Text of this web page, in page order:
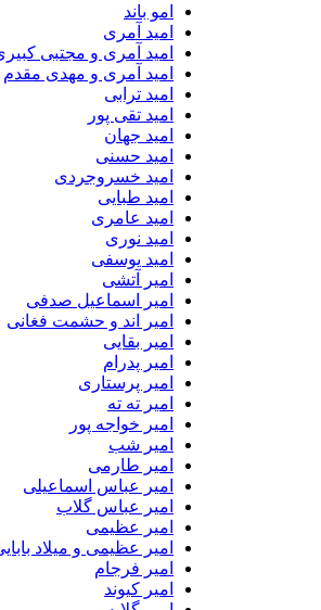
امو باند
امید آمری
امید آمری و مجتبی
امید آمری و مهدی مقدم
امید ترابی
امید تقی پور
امید جهان
امید حسنی
امید خسروجردی
امید طبایی
امید عامری
امید نوری
امید یوسفی
امیر آتشی
امیر اسماعیل صدفی
امیر اند و حشمت فغانی
امیر بقایی
امیر پدرام
امیر پرستاری
امیر ته ته
امیر خواجه پور
امیر شب
امیر طارمی
امیر عباس اسماعیلی
امیر عباس گلاب
امیر عظیمی
امیر عظیمی و میلاد
امیر فرجام
امیر کیوند